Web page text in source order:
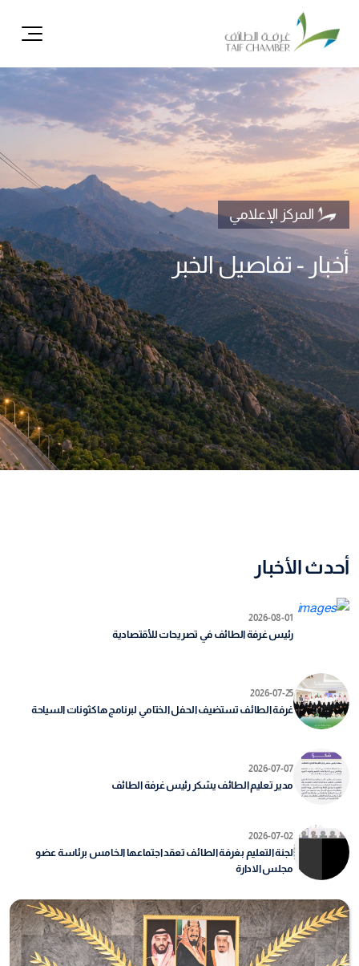
المركز الإعلامي
أخبار - تفاصيل الخبر
أحدث الأخبار
2026-08-01
رئيس غرفة الطائف في تصريحات للأقتصادية
2026-07-25
غرفة الطائف تستضيف الحفل الختامي لبرنامج هاكثونات السياحة
2026-07-07
مدير تعليم الطائف يشكر رئيس غرفة الطائف
2026-07-02
لجنة التعليم بغرفة الطائف تعقد اجتماعها الخامس برئاسة عضو
مجلس الادارة